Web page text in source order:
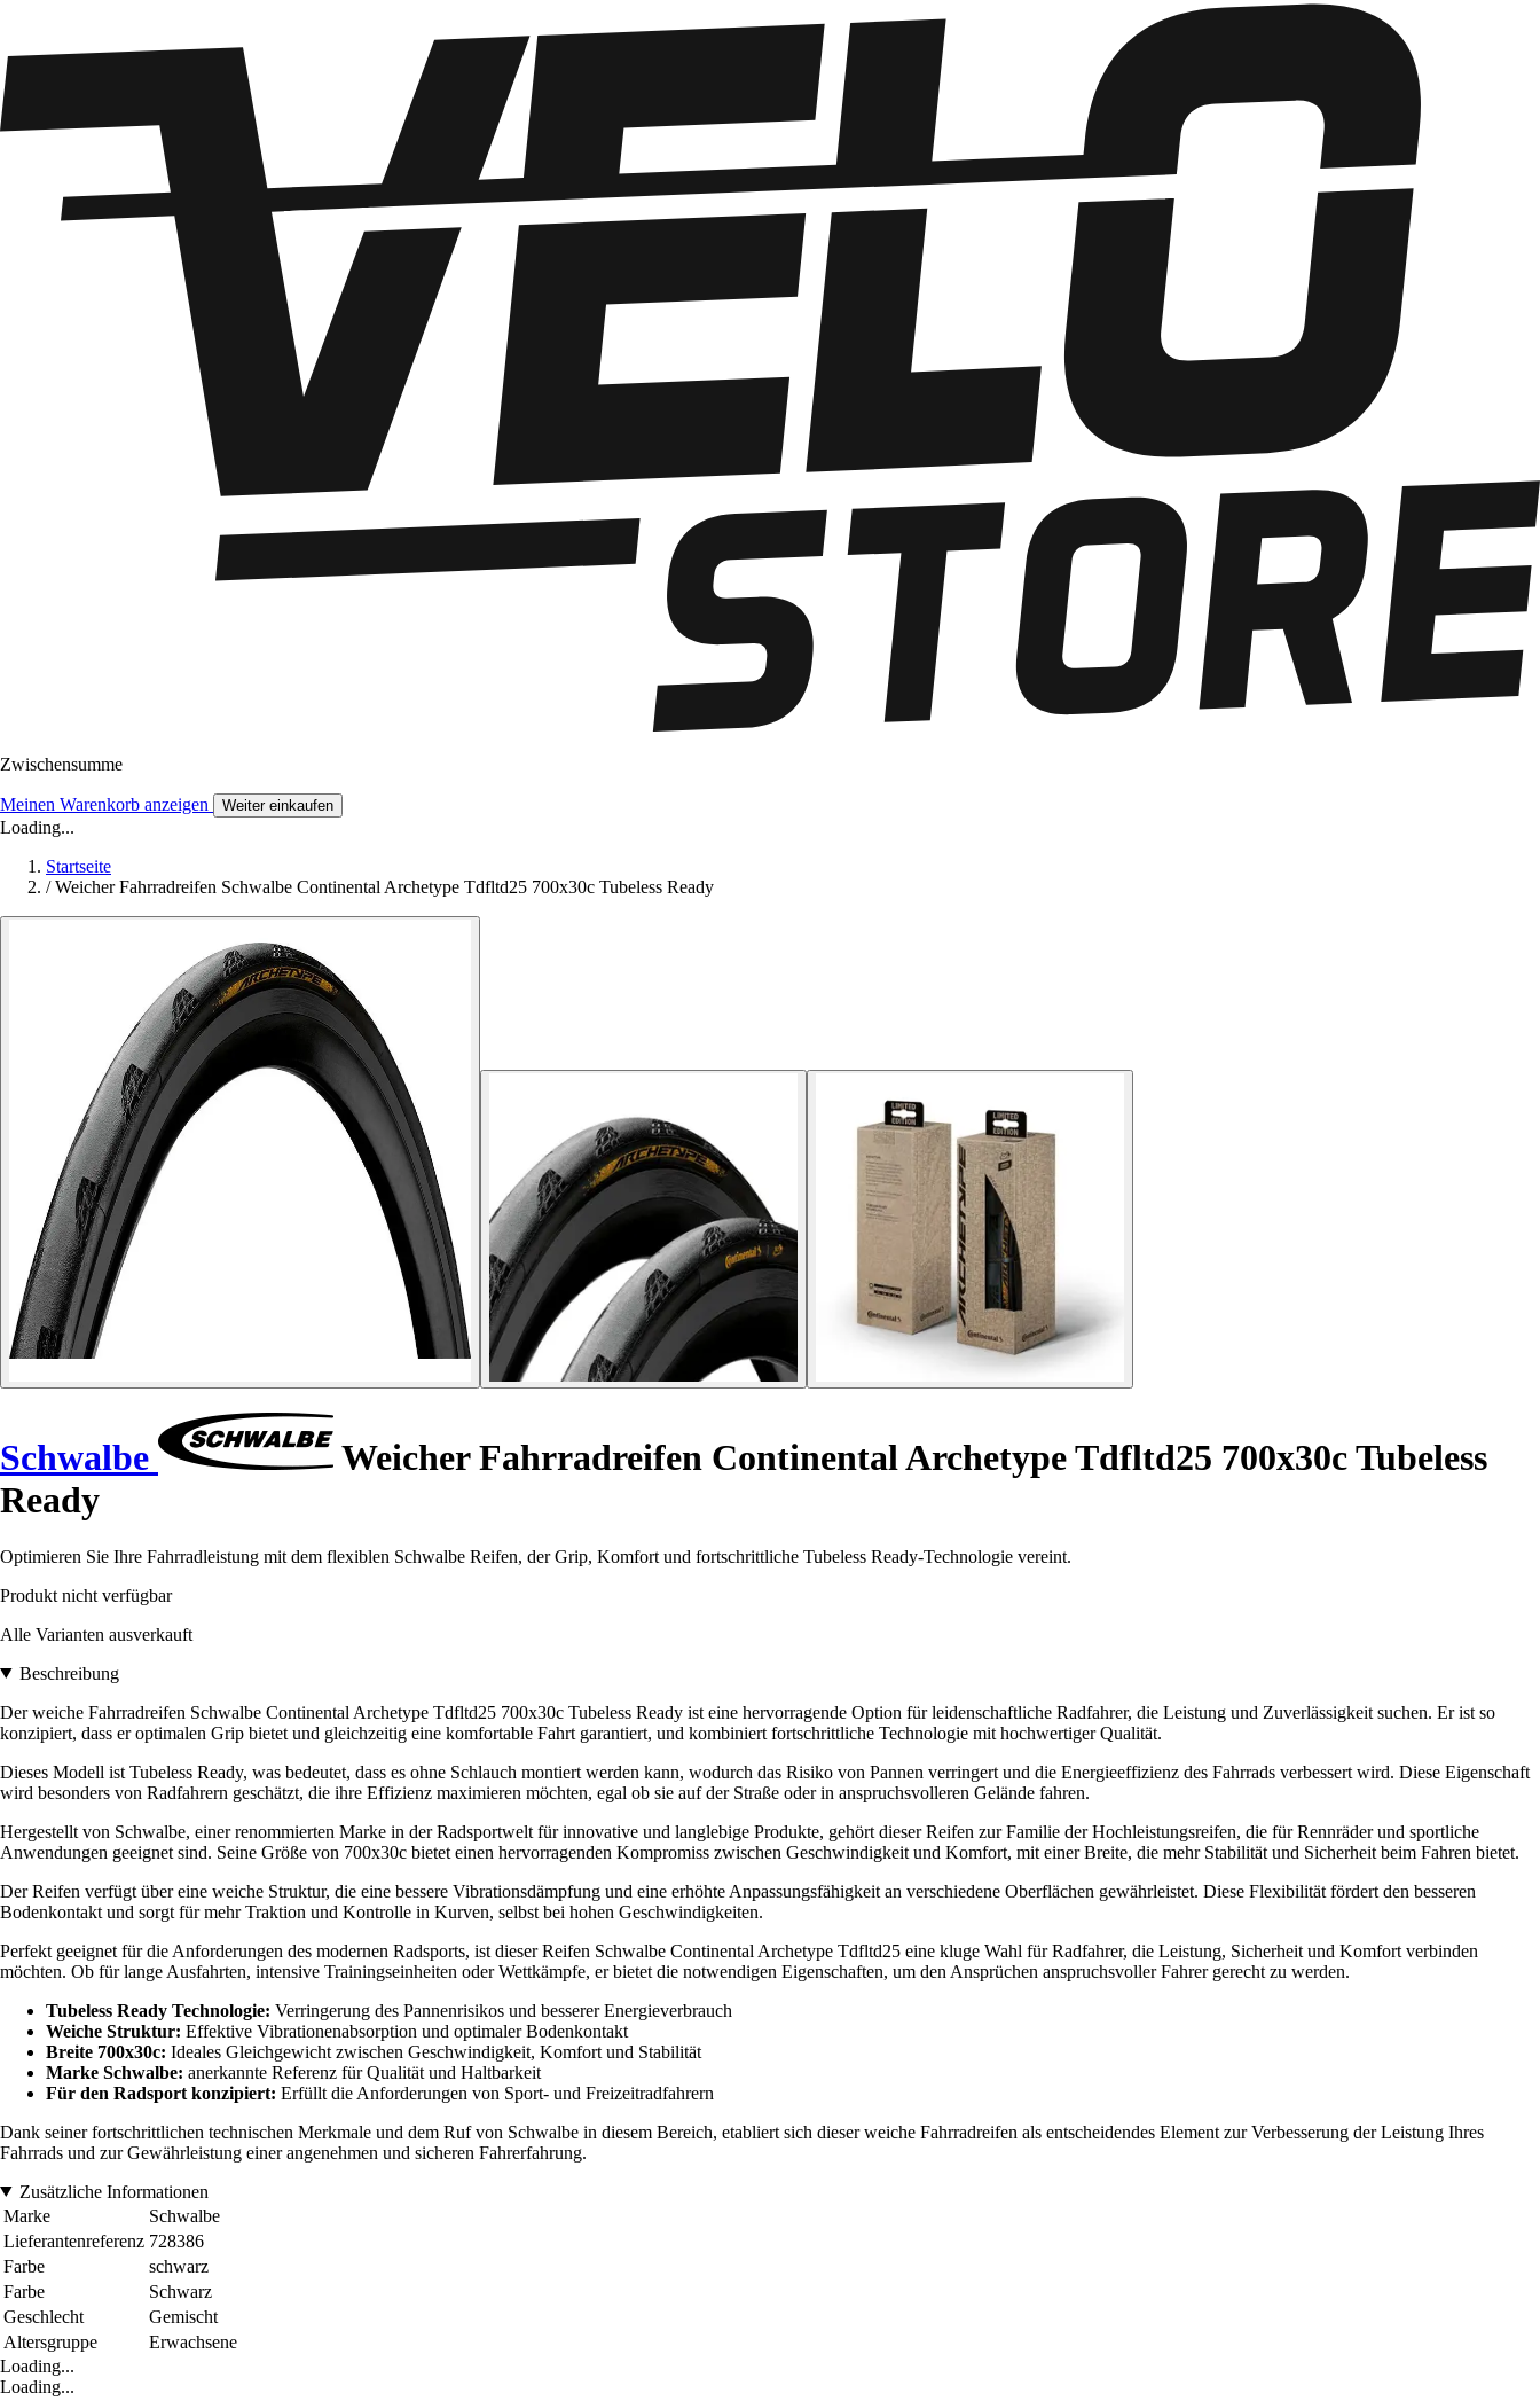
Zwischensumme
Meinen Warenkorb anzeigen Weiter einkaufen
Loading...
Startseite
/ Weicher Fahrradreifen Schwalbe Continental Archetype Tdfltd25 700x30c Tubeless Ready
Schwalbe
Weicher Fahrradreifen Continental Archetype Tdfltd25 700x30c Tubeless
Ready
Optimieren Sie Ihre Fahrradleistung mit dem flexiblen Schwalbe Reifen, der Grip, Komfort und fortschrittliche Tubeless Ready-Technologie vereint.
Produkt nicht verfügbar
Alle Varianten ausverkauft
Beschreibung
Der weiche Fahrradreifen Schwalbe Continental Archetype Tdfltd25 700x30c Tubeless Ready ist eine hervorragende Option für leidenschaftliche Radfahrer, die Leistung und Zuverlässigkeit suchen. Er ist so
konzipiert, dass er optimalen Grip bietet und gleichzeitig eine komfortable Fahrt garantiert, und kombiniert fortschrittliche Technologie mit hochwertiger Qualität.
Dieses Modell ist Tubeless Ready, was bedeutet, dass es ohne Schlauch montiert werden kann, wodurch das Risiko von Pannen verringert und die Energieeffizienz des Fahrrads verbessert wird. Diese Eigenschaft
wird besonders von Radfahrern geschätzt, die ihre Effizienz maximieren möchten, egal ob sie auf der Straße oder in anspruchsvolleren Gelände fahren.
Hergestellt von Schwalbe, einer renommierten Marke in der Radsportwelt für innovative und langlebige Produkte, gehört dieser Reifen zur Familie der Hochleistungsreifen, die für Rennräder und sportliche
Anwendungen geeignet sind. Seine Größe von 700x30c bietet einen hervorragenden Kompromiss zwischen Geschwindigkeit und Komfort, mit einer Breite, die mehr Stabilität und Sicherheit beim Fahren bietet.
Der Reifen verfügt über eine weiche Struktur, die eine bessere Vibrationsdämpfung und eine erhöhte Anpassungsfähigkeit an verschiedene Oberflächen gewährleistet. Diese Flexibilität fördert den besseren
Bodenkontakt und sorgt für mehr Traktion und Kontrolle in Kurven, selbst bei hohen Geschwindigkeiten.
Perfekt geeignet für die Anforderungen des modernen Radsports, ist dieser Reifen Schwalbe Continental Archetype Tdfltd25 eine kluge Wahl für Radfahrer, die Leistung, Sicherheit und Komfort verbinden
möchten. Ob für lange Ausfahrten, intensive Trainingseinheiten oder Wettkämpfe, er bietet die notwendigen Eigenschaften, um den Ansprüchen anspruchsvoller Fahrer gerecht zu werden.
Tubeless Ready Technologie: Verringerung des Pannenrisikos und besserer Energieverbrauch
Weiche Struktur: Effektive Vibrationenabsorption und optimaler Bodenkontakt
Breite 700x30c: Ideales Gleichgewicht zwischen Geschwindigkeit, Komfort und Stabilität
Marke Schwalbe: anerkannte Referenz für Qualität und Haltbarkeit
Für den Radsport konzipiert: Erfüllt die Anforderungen von Sport- und Freizeitradfahrern
Dank seiner fortschrittlichen technischen Merkmale und dem Ruf von Schwalbe in diesem Bereich, etabliert sich dieser weiche Fahrradreifen als entscheidendes Element zur Verbesserung der Leistung Ihres
Fahrrads und zur Gewährleistung einer angenehmen und sicheren Fahrerfahrung.
Zusätzliche Informationen
Marke
Schwalbe
Lieferantenreferenz 728386
Farbe
schwarz
Farbe
Schwarz
Geschlecht
Gemischt
Altersgruppe
Erwachsene
Loading...
Loading...